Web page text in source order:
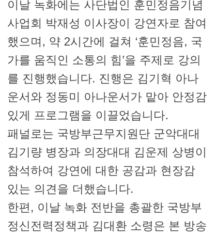
이날 녹화에는 사단법인 훈민정음기념
사업회 박재성 이사장이 강연자로 참여
했으며, 약 2시간에 걸쳐 ‘훈민정음, 국
가를 움직인 소통의 힘’을 주제로 강의
를 진행했습니다. 진행은 김기혁 아나
운서와 정동미 아나운서가 맡아 안정감
있게 프로그램을 이끌었습니다.
패널로는 국방부근무지원단 군악대대
김기량 병장과 의장대대 김운제 상병이
참석하여 강연에 대한 공감과 현장감
있는 의견을 더했습니다.
한편, 이날 녹화 전반을 총괄한 국방부
정신전력정책과 김대환 소령은 본 방송